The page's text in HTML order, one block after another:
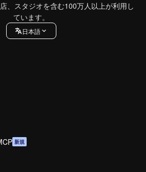
、スタジオを含む100万人以上が利用し
ています。
日本語
新規